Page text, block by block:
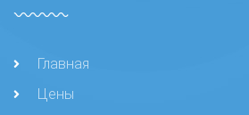
Главная
Цены